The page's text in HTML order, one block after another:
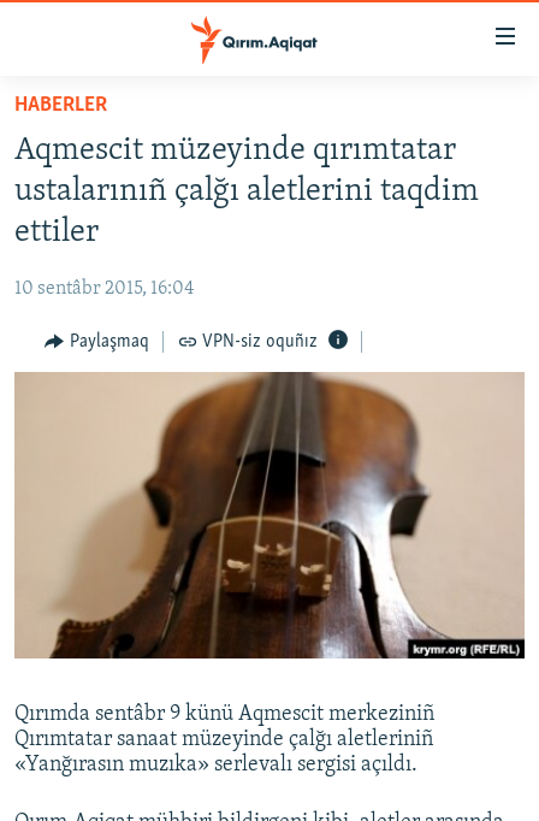
Esas
qaytmaq
Baş
navigatsiyağa
qaytmaq
Qıdıruvğa
SİYASET
İQTİSADİYAT
MEDENİYET
İNSAN AQLARI
Українською
HABERLER
Aqmescit müzeyinde qırımtatar
ustalarınıñ çalğı aletlerini taqdim
ettiler
10 sentâbr 2015, 16:04
Paylaşmaq VPN-siz oquñız
Qırımda sentâbr 9 künü Aqmescit merkeziniñ
Qırımtatar sanaat müzeyinde çalğı aletleriniñ
«Yanğırasın muzıka» serlevalı sergisi açıldı.